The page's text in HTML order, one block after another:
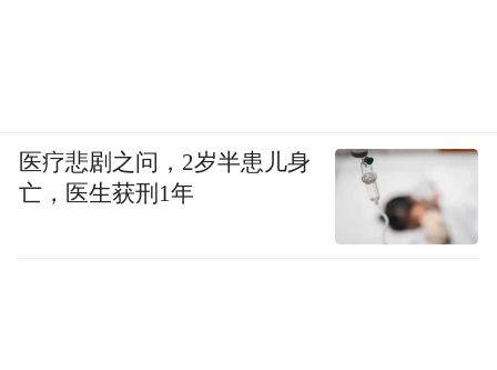
医疗悲剧之问，2岁半患儿身
亡，医生获刑1年